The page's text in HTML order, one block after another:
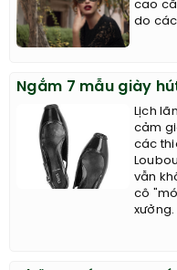
cao
do
Ngắm 7 mẫu giày
Lịch
cảm
các
vẫn
cô
xưởng.